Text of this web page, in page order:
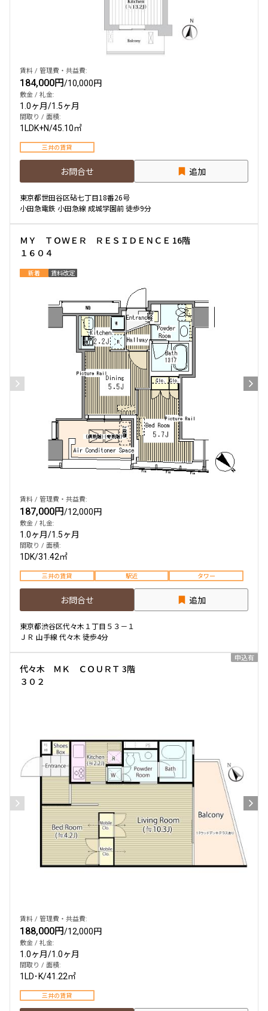
賃料 / 管理費・共益費:
184,000円/10,000円
敷金 / 礼金:
1.0ヶ月/1.5ヶ月
間取り / 面積:
1LDK+N/45.10㎡
三井の賃貸
お問合せ 追加
東京都世田谷区砧七丁目18番26号
小田急電鉄 小田急線 成城学園前 徒歩9分
ＭＹ ＴＯＷＥＲ ＲＥＳＩＤＥＮＣＥ 16階
１６０４
新着 賃料改定
賃料 / 管理費・共益費:
187,000円/12,000円
敷金 / 礼金:
1.0ヶ月/1.5ヶ月
間取り / 面積:
1DK/31.42㎡
三井の賃貸 駅近 タワー
お問合せ 追加
東京都渋谷区代々木１丁目５３－１
ＪＲ 山手線 代々木 徒歩4分
代々木 ＭＫ ＣＯＵＲＴ 3階
３０２
申込有
賃料 / 管理費・共益費:
188,000円/12,000円
敷金 / 礼金:
1.0ヶ月/1.0ヶ月
間取り / 面積:
1LD･K/41.22㎡
三井の賃貸